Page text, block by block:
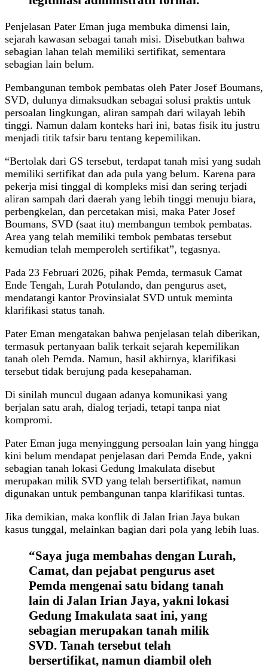
Penjelasan Pater Eman juga membuka dimensi lain,
sejarah kawasan sebagai tanah misi. Disebutkan bahwa
sebagian lahan telah memiliki sertifikat, sementara
sebagian lain belum.
Pembangunan tembok pembatas oleh Pater Josef Boumans,
SVD, dulunya dimaksudkan sebagai solusi praktis untuk
persoalan lingkungan, aliran sampah dari wilayah lebih
tinggi. Namun dalam konteks hari ini, batas fisik itu justru
menjadi titik tafsir baru tentang kepemilikan.
“Bertolak dari GS tersebut, terdapat tanah misi yang sudah
memiliki sertifikat dan ada pula yang belum. Karena para
pekerja misi tinggal di kompleks misi dan sering terjadi
aliran sampah dari daerah yang lebih tinggi menuju biara,
perbengkelan, dan percetakan misi, maka Pater Josef
Boumans, SVD (saat itu) membangun tembok pembatas.
Area yang telah memiliki tembok pembatas tersebut
kemudian telah memperoleh sertifikat”, tegasnya.
Pada 23 Februari 2026, pihak Pemda, termasuk Camat
Ende Tengah, Lurah Potulando, dan pengurus aset,
mendatangi kantor Provinsialat SVD untuk meminta
klarifikasi status tanah.
Pater Eman mengatakan bahwa penjelasan telah diberikan,
termasuk pertanyaan balik terkait sejarah kepemilikan
tanah oleh Pemda. Namun, hasil akhirnya, klarifikasi
tersebut tidak berujung pada kesepahaman.
Di sinilah muncul dugaan adanya komunikasi yang
berjalan satu arah, dialog terjadi, tetapi tanpa niat
kompromi.
Pater Eman juga menyinggung persoalan lain yang hingga
kini belum mendapat penjelasan dari Pemda Ende, yakni
sebagian tanah lokasi Gedung Imakulata disebut
merupakan milik SVD yang telah bersertifikat, namun
digunakan untuk pembangunan tanpa klarifikasi tuntas.
Jika demikian, maka konflik di Jalan Irian Jaya bukan
kasus tunggal, melainkan bagian dari pola yang lebih luas.
“Saya juga membahas dengan Lurah,
Camat, dan pejabat pengurus aset
Pemda mengenai satu bidang tanah
lain di Jalan Irian Jaya, yakni lokasi
Gedung Imakulata saat ini, yang
sebagian merupakan tanah milik
SVD. Tanah tersebut telah
bersertifikat, namun diambil oleh